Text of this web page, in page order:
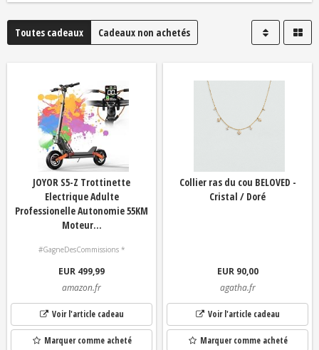
Toutes cadeaux Cadeaux non achetés
JOYOR S5-Z Trottinette
Electrique Adulte
Professionelle Autonomie 55KM
Moteur...
#GagneDesCommissions *
EUR 499,99
amazon.fr
Voir l'article cadeau
Marquer comme acheté
Collier ras du cou BELOVED -
Cristal / Doré
EUR 90,00
agatha.fr
Voir l'article cadeau
Marquer comme acheté